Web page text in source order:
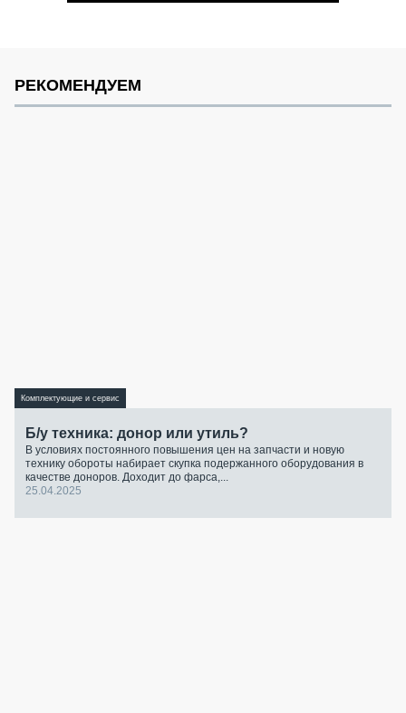
РЕКОМЕНДУЕМ
Комплектующие и сервис
Б/у техника: донор или утиль?
В условиях постоянного повышения цен на запчасти и новую
технику обороты набирает скупка подержанного оборудования в
качестве доноров. Доходит до фарса,...
25.04.2025